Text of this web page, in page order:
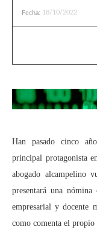
Fecha: 18/10/2022
Han pasado cinco
principal protagonista
abogado alcampelino
presentará una
empresarial y docente
como comenta el propio